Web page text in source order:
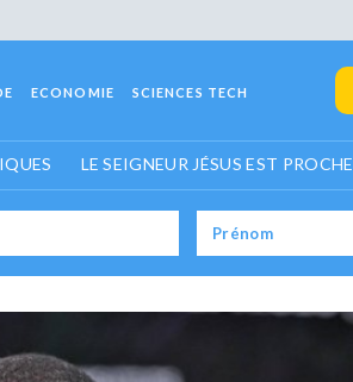
ECONOMIE SCIENCES TECH
LE SEIGNEUR JÉSUS EST PROCHE